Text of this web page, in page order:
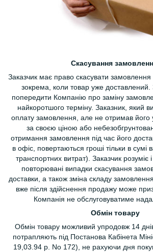
Скасування
Заказчик має право скасувати
зокрема, коли товар уже доставлений.
попередити Компанію про заміну
найкоротшого терміну. Заказник, який
оплату замовлення, але не отримав його
за своєю ціною або
отримання замовлення під час його
в офіс, повертаються гроші тільки в сумі
транспортних витрат). Заказчик розуміє
повторювані випадки скасування
доставки, а також зміна складу
вже після здійснення продажу може
Компанія не обслуговуватиме
Обмін товару
Обмін товару можливий упродовж 14
потрапляють під Постанова Кабінета
19,03.94 р. No 172), не рахуючи дня